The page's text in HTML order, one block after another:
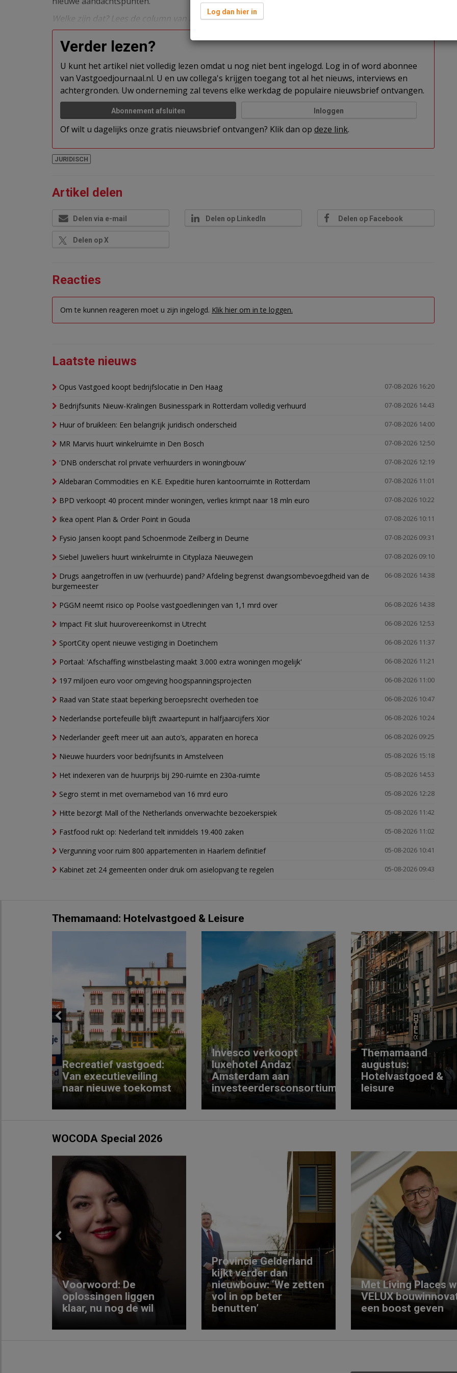
Welke zijn dat? Lees de column van advocaat Eelkje Kuilen, partner bij AKD advocaten.
Verder lezen?
U kunt het artikel niet volledig lezen omdat u nog niet bent ingelogd. Log in of word abonnee
van Vastgoedjournaal.nl. U en uw collega's krijgen toegang tot al het nieuws, interviews en
achtergronden. Uw onderneming zal tevens elke werkdag de populaire nieuwsbrief ontvangen.
Abonnement afsluiten Inloggen
Of wilt u dagelijks onze gratis nieuwsbrief ontvangen? Klik dan op deze link.
JURIDISCH
Artikel delen
Delen via e-mail Delen op LinkedIn Delen op Facebook
Delen op X
Reacties
Om te kunnen reageren moet u zijn ingelogd. Klik hier om in te loggen.
Laatste nieuws
07-08-2026 16:20
Opus Vastgoed koopt bedrijfslocatie in Den Haag
07-08-2026 14:43
Bedrijfsunits Nieuw-Kralingen Businesspark in Rotterdam volledig verhuurd
07-08-2026 14:00
Huur of bruikleen: Een belangrijk juridisch onderscheid
07-08-2026 12:50
MR Marvis huurt winkelruimte in Den Bosch
07-08-2026 12:19
'DNB onderschat rol private verhuurders in woningbouw'
07-08-2026 11:01
Aldebaran Commodities en K.E. Expeditie huren kantoorruimte in Rotterdam
07-08-2026 10:22
BPD verkoopt 40 procent minder woningen, verlies krimpt naar 18 mln euro
07-08-2026 10:11
Ikea opent Plan & Order Point in Gouda
07-08-2026 09:31
Fysio Jansen koopt pand Schoenmode Zeilberg in Deurne
07-08-2026 09:10
Siebel Juweliers huurt winkelruimte in Cityplaza Nieuwegein
06-08-2026 14:38
Drugs aangetroffen in uw (verhuurde) pand? Afdeling begrenst dwangsombevoegdheid van de
burgemeester
06-08-2026 14:38
PGGM neemt risico op Poolse vastgoedleningen van 1,1 mrd over
06-08-2026 12:53
Impact Fit sluit huurovereenkomst in Utrecht
06-08-2026 11:37
SportCity opent nieuwe vestiging in Doetinchem
06-08-2026 11:21
Portaal: 'Afschaffing winstbelasting maakt 3.000 extra woningen mogelijk'
06-08-2026 11:00
197 miljoen euro voor omgeving hoogspanningsprojecten
06-08-2026 10:47
Raad van State staat beperking beroepsrecht overheden toe
06-08-2026 10:24
Nederlandse portefeuille blijft zwaartepunt in halfjaarcijfers Xior
06-08-2026 09:25
Nederlander geeft meer uit aan auto’s, apparaten en horeca
05-08-2026 15:18
Nieuwe huurders voor bedrijfsunits in Amstelveen
05-08-2026 14:53
Het indexeren van de huurprijs bij 290-ruimte en 230a-ruimte
05-08-2026 12:28
Segro stemt in met overnamebod van 16 mrd euro
05-08-2026 11:42
Hitte bezorgt Mall of the Netherlands onverwachte bezoekerspiek
05-08-2026 11:02
Fastfood rukt op: Nederland telt inmiddels 19.400 zaken
05-08-2026 10:41
Vergunning voor ruim 800 appartementen in Haarlem definitief
05-08-2026 09:43
Kabinet zet 24 gemeenten onder druk om asielopvang te regelen
Themamaand: Hotelvastgoed & Leisure
Previous
Recreatief vastgoed:
Van executieveiling
naar nieuwe toekomst
Invesco verkoopt
luxehotel Andaz
Amsterdam aan
investeerdersconsortium
Themamaand
augustus:
Hotelvastgoed &
leisure
WOCODA Special 2026
Previous
Voorwoord: De
oplossingen liggen
klaar, nu nog de wil
Provincie Gelderland
kijkt verder dan
nieuwbouw: ‘We zetten
vol in op beter
benutten’
Met Living Places
VELUX
een boost geven
Log dan hier in